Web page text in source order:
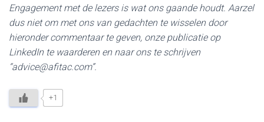
Engagement met de lezers is wat ons gaande houdt. Aarzel
dus niet om met ons van gedachten te wisselen door
hieronder commentaar te geven, onze publicatie op
LinkedIn te waarderen en naar ons te schrijven
“advice@afitac.com”.
+1